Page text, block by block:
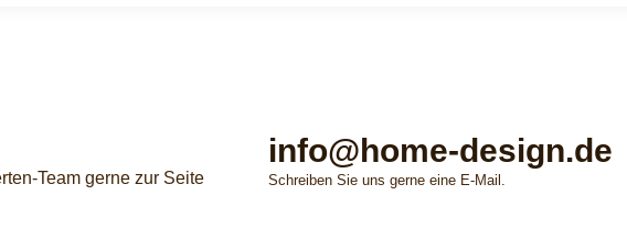
Team gerne zur Seite
info@home-design.de
Schreiben Sie uns gerne eine E-Mail.